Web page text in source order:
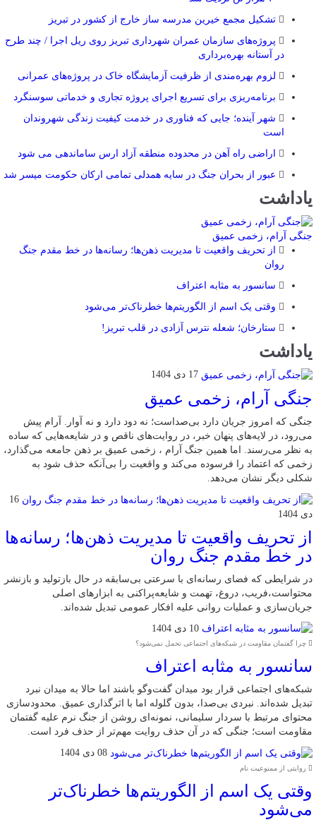
تشکیل مجمع خیرین مدرسه ‌ساز خارج از کشور در تبریز
پروژه‌های سازمان عمران شهرداری تبریز روی ریل اجرا / چند طرح
در آستانه بهره‌برداری
لزوم بهره‌مندی از ظرفیت آزمایشگاه خاک در پروژه‌های عمرانی
برنامه‌ریزی برای تسریع اجرای پروژه تجاری و خدماتی سوسنگرد
شهر آینده؛ جایی که فناوری در خدمت کیفیت زندگی شهروندان
است
اراضی راه آهن در محدوده منطقه آزاد ارس ساماندهی می شود
عبور از بحران جنگ در سایه همدلی تمامی ارکان حکومت میسر شد
یاداشت
جنگی آرام، زخمی عمیق
از تحریف واقعیت تا مدیریت ذهن‌ها؛ رسانه‌ها در خط مقدم جنگ
روان
سانسور به مثابه اعتراف
وقتی یک اسم از الگوریتم‌ها خطرناک‌تر می‌شود
ستارخان؛ شعله نترس آزادی در قلب تبریز!
یاداشت
17 دی 1404
جنگی آرام، زخمی عمیق
جنگی که امروز جریان دارد بی‌صداست؛ نه دود دارد و نه آوار. آرام پیش
می‌رود، در لایه‌های پنهان خبر، در روایت‌های ناقص و در شایعه‌هایی که ساده
به نظر می‌رسند. اما همین جنگ آرام ، زخمی عمیق بر ذهن جامعه می‌گذارد،
زخمی که اعتماد را فرسوده می‌کند و واقعیت را بی‌آنکه حذف شود به
شکلی دیگر نشان می‌دهد.
16
دی 1404
از تحریف واقعیت تا مدیریت ذهن‌ها؛ رسانه‌ها
در خط مقدم جنگ روان
در شرایطی که فضای رسانه‌ای با سرعتی بی‌سابقه در حال بازتولید و بازنشر
محتواست،فریب، دروغ، تهمت و شایعه‌پراکنی به ابزارهای اصلی
جریان‌سازی و عملیات روانی علیه افکار عمومی تبدیل شده‌اند.
10 دی 1404
چرا گفتمان مقاومت در شبکه‌های اجتماعی تحمل نمی‌شود؟
سانسور به مثابه اعتراف
شبکه‌های اجتماعی قرار بود میدان گفت‌وگو باشند اما حالا به میدان نبرد
تبدیل شده‌اند. نبردی بی‌صدا، بدون گلوله اما با اثرگذاری عمیق. محدودسازی
محتوای مرتبط با سردار سلیمانی، نمونه‌ای روشن از جنگ نرم علیه گفتمان
مقاومت است؛ جنگی که در آن حذف روایت مهم‌تر از حذف فرد است.
08 دی 1404
روایتی از ممنوعیت نام
وقتی یک اسم از الگوریتم‌ها خطرناک‌تر
می‌شود